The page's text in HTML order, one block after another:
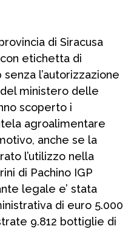
di Siracusa
etichetta di
l’autorizzazione
ministero delle
scoperto i
agroalimentare
anche se la
l’utilizzo nella
di Pachino IGP
legale e’ stata
di euro 5.000
9.812 bottiglie di